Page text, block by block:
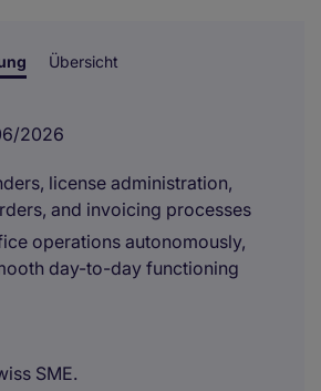
Übersicht
2026
license administration,
and invoicing processes
operations autonomously,
day-to-day functioning
SME.